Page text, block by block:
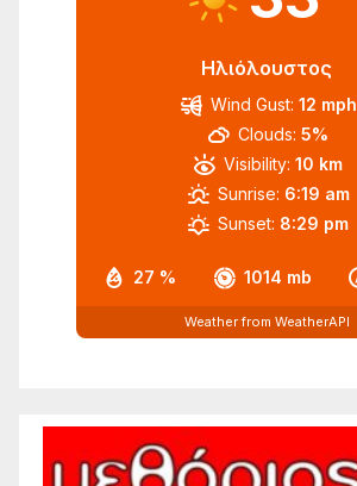
Ηλιόλουστος
27 % 1014 mb
Wind Gust: 12 mph
Clouds: 5%
Visibility: 10 km
Sunrise: 6:19 am
Sunset: 8:29 pm
Weather from WeatherAPI